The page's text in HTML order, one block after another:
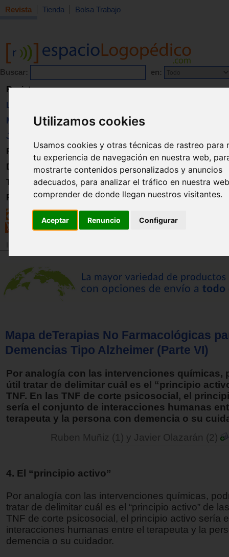
Utilizamos cookies
Usamos cookies y otras técnicas de rastreo para
tu experiencia de navegación en nuestra web,
mostrarte contenidos personalizados y anuncios
adecuados, para analizar el tráfico en nuestra
comprender de donde llegan nuestros visitantes.
Aceptar Renuncio Configurar
Revista Tienda Bolsa Trabajo
Buscar: en:
Revista
Libros
Material
Juguetes
Formación
Directorio
Trabajo
Registro
Mapa deTerapias No Farmacológicas
Demencias Tipo Alzheimer (Parte VI)
Por analogía con las intervenciones químicas,
útil tratar de delimitar cuál es el “principio
TNF. En las TNF de corte psicosocial, el
sería el conjunto de interacciones humanas
terapeuta y la persona con demencia o su
Ruben Muñiz (1) y Javier Olazarán (2)
4. El “principio activo”
Por analogía con las intervenciones químicas,
tratar de delimitar cuál es el “principio activo” de
TNF de corte psicosocial, el principio activo sería
interacciones humanas entre el terapeuta y la
demencia o su cuidador.